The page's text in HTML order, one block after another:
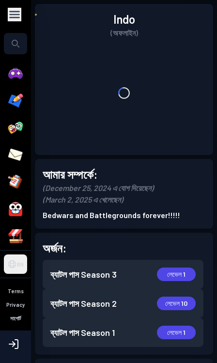
BN
Terms
Privacy
সাপোর্ট
Indo
(অফলাইন)
আমার সম্পর্কে:
(December 25, 2024 এ যোগ দিয়েছেন)
(March 2, 2025 এ খেলেছেন)
Bedwars and Battlegrounds forever!!!!!
অর্জন:
ব্যাটল পাস Season 3 লেভেল 1
ব্যাটল পাস Season 2 লেভেল 10
ব্যাটল পাস Season 1 লেভেল 1